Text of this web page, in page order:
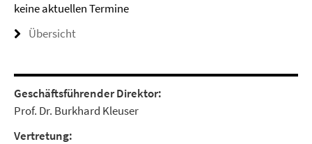
keine aktuellen Termine
Übersicht
Geschäftsführender Direktor:
Prof. Dr. Burkhard Kleuser
Vertretung: